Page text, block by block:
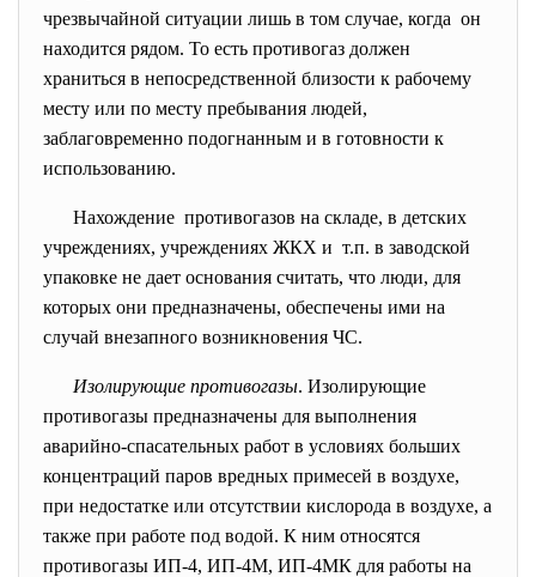
чрезвычайной ситуации лишь в том случае, когда он
находится рядом. То есть противогаз должен
храниться в непосредственной близости к рабочему
месту или по месту пребывания людей,
заблаговременно подогнанным и в готовности к
использованию.
Нахождение противогазов на складе, в детских
учреждениях, учреждениях ЖКХ и т.п. в заводской
упаковке не дает основания считать, что люди, для
которых они предназначены, обеспечены ими на
случай внезапного возникновения ЧС.
Изолирующие противогазы. Изолирующие
противогазы предназначены для выполнения
аварийно-спасательных работ в условиях больших
концентраций паров вредных примесей в воздухе,
при недостатке или отсутствии кислорода в воздухе, а
также при работе под водой. К ним относятся
противогазы ИП-4, ИП-4М, ИП-4МК для работы на